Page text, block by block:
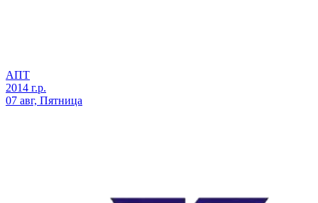
АПТ
2014 г.р.
07 авг, Пятница